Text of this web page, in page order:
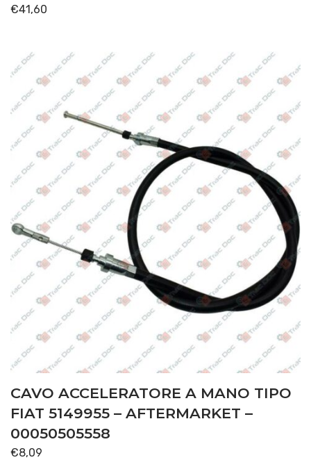
€41,60
CAVO ACCELERATORE A MANO TIPO
FIAT 5149955 – AFTERMARKET –
00050505558
€8,09